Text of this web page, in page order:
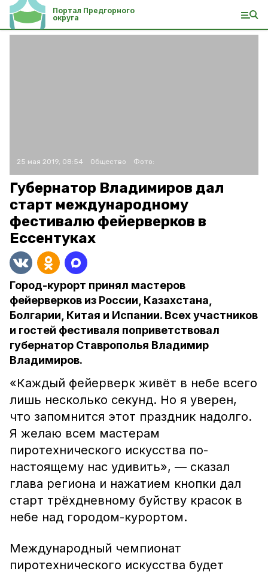
Портал Предгорного
округа
25 мая 2019, 08:54 Общество Фото:
Губернатор Владимиров дал
старт международному
фестивалю фейерверков в
Ессентуках
Город-курорт принял мастеров
фейерверков из России, Казахстана,
Болгарии, Китая и Испании. Всех участников
и гостей фестиваля поприветствовал
губернатор Ставрополья Владимир
Владимиров.
«Каждый фейерверк живёт в небе всего
лишь несколько секунд. Но я уверен,
что запомнится этот праздник надолго.
Я желаю всем мастерам
пиротехнического искусства по-
настоящему нас удивить», — сказал
глава региона и нажатием кнопки дал
старт трёхдневному буйству красок в
небе над городом-курортом.
Международный чемпионат
пиротехнического искусства будет